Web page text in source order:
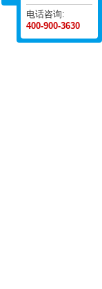
电话咨询:
400-900-3630